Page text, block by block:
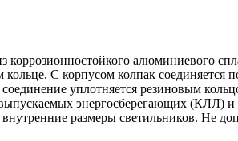
алюминиевого
С корпусом колпак соединяется
уплотняется резиновым
энергосберегающих (КЛЛ)
размеры светильников. Не